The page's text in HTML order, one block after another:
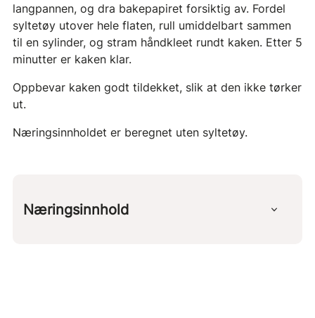
langpannen, og dra bakepapiret forsiktig av. Fordel
syltetøy utover hele flaten, rull umiddelbart sammen
til en sylinder, og stram håndkleet rundt kaken. Etter 5
minutter er kaken klar.
Oppbevar kaken godt tildekket, slik at den ikke tørker
ut.
Næringsinnholdet er beregnet uten syltetøy.
Næringsinnhold